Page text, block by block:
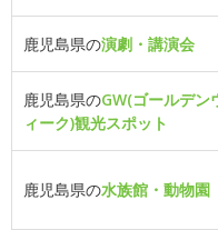
鹿児島県の演劇・講演会
鹿児島県のGW(ゴールデン
ィーク)観光スポット
鹿児島県の水族館・動物園